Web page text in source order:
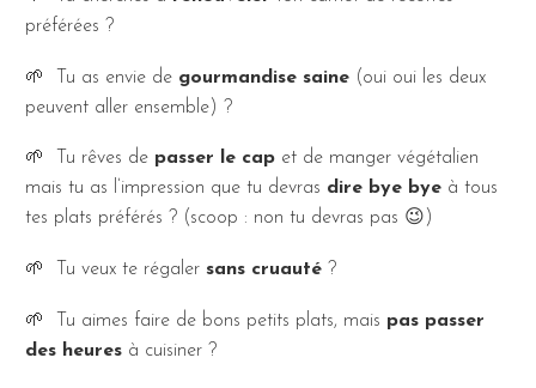
préférées ?
🌱 Tu as envie de gourmandise saine (oui oui les deux
peuvent aller ensemble) ?
🌱 Tu rêves de passer le cap et de manger végétalien
mais tu as l’impression que tu devras dire bye bye à tous
tes plats préférés ? (scoop : non tu devras pas 😉)
🌱 Tu veux te régaler sans cruauté ?
🌱 Tu aimes faire de bons petits plats, mais pas passer
des heures à cuisiner ?